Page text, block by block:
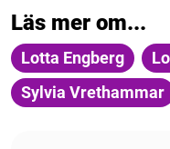
Läs mer om...
Lotta Engberg
Sylvia Vrethammar